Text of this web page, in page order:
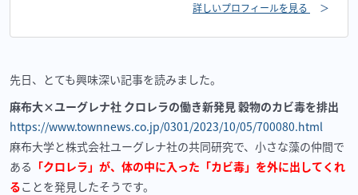
詳しいプロフィールを見る ＞
先日、とても興味深い記事を読みました。
麻布大×ユーグレナ社 クロレラの働き新発見 穀物のカビ毒を排出
https://www.townnews.co.jp/0301/2023/10/05/700080.html
麻布大学と株式会社ユーグレナ社の共同研究で、小さな藻の仲間で
ある 「クロレラ」が、体の中に入った「カビ毒」を外に出してくれ
ることを発見したそうです。